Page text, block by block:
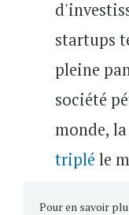
startups
pleine
société
monde,
triplé le
Pour en savoir